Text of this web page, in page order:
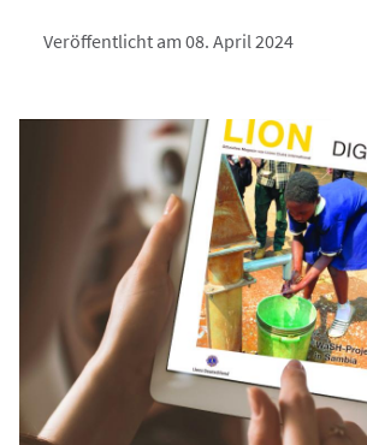
Veröffentlicht am 08. April 2024